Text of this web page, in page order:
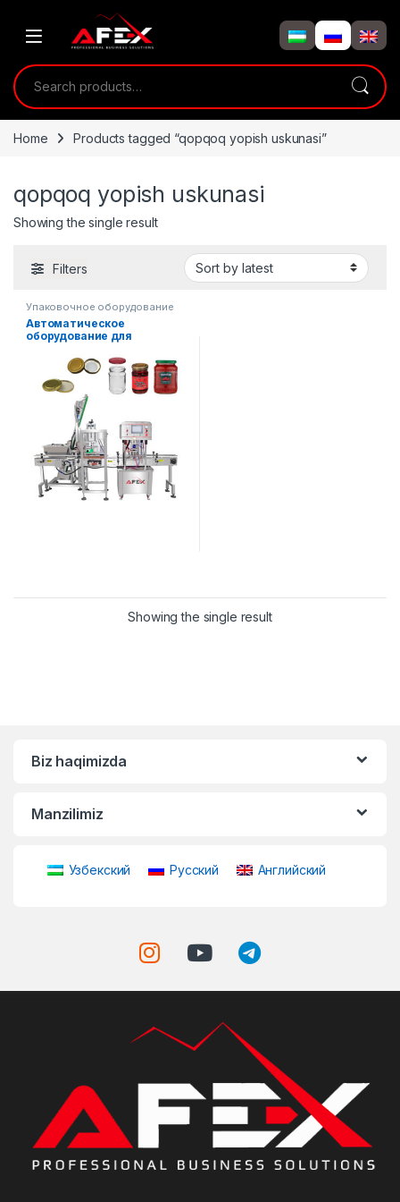
Search for:
Home Products tagged “qopqoq yopish uskunasi”
qopqoq yopish uskunasi
Showing the single result
Filters
Упаковочное оборудование
Автоматическое
оборудование для
крышек на банки
Showing the single result
Biz haqimizda
Manzilimiz
Узбекский Русский Английский